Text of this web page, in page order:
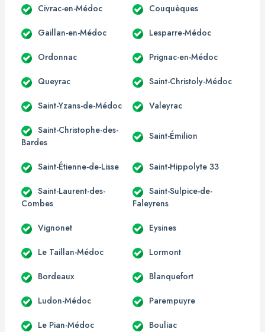
Civrac-en-Médoc Couquèques
Gaillan-en-Médoc Lesparre-Médoc
Ordonnac Prignac-en-Médoc
Queyrac Saint-Christoly-Médoc
Saint-Yzans-de-Médoc Valeyrac
Saint-Christophe-des-
Bardes
Saint-Émilion
Saint-Étienne-de-Lisse Saint-Hippolyte 33
Saint-Laurent-des-
Combes
Saint-Sulpice-de-
Faleyrens
Vignonet Eysines
Le Taillan-Médoc Lormont
Bordeaux Blanquefort
Ludon-Médoc Parempuyre
Le Pian-Médoc Bouliac